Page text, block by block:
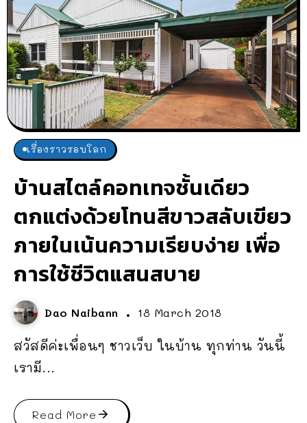
เรื่องราวรอบโลก
บ้านสไตล์คอทเทจชั้นเดียว
ตกแต่งด้วยโทนสีขาวสลับเขียว
ภายในเน้นความเรียบง่าย เพื่อ
การใช้ชีวิตแสนสบาย
Dao Naibann 18 March 2018
สวัสดีค่ะเพื่อนๆ ชาวเว็บ ในบ้าน ทุกท่าน วันนี้
เรามี...
Read More